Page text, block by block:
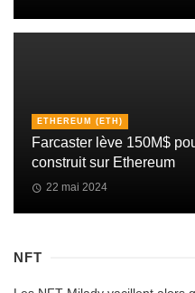
ETHEREUM (ETH)
Farcaster lève 150M$
construit sur Ethereum
22 mai 2024
NFT